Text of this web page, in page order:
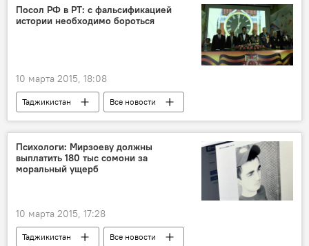
Армения
Владимир Путин
ЕАЭС
Правительство России
сотрудничество
Посол РФ в РТ: с фальсификацией
истории необходимо бороться
10 марта 2015, 18:08
Таджикистан
Все новости
Культура
81-летие Победы в Великой Отечественной войне
Игорь Лякин-Фролов
Рахмат Кудратов
Новости Душанбе
кино
Психологи: Мирзоеву должны
выплатить 180 тыс сомони за
моральный ущерб
10 марта 2015, 17:28
Таджикистан
Все новости